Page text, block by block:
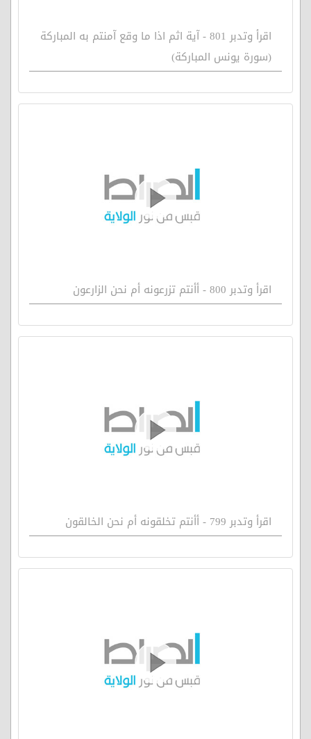
اقرأ وتدبر 801 - آية اثم اذا ما وقع آمنتم به المباركة
(سورة يونس المباركة)
اقرأ وتدبر 800 - أأنتم تزرعونه أم نحن الزارعون
اقرأ وتدبر 799 - أأنتم تخلقونه أم نحن الخالقون